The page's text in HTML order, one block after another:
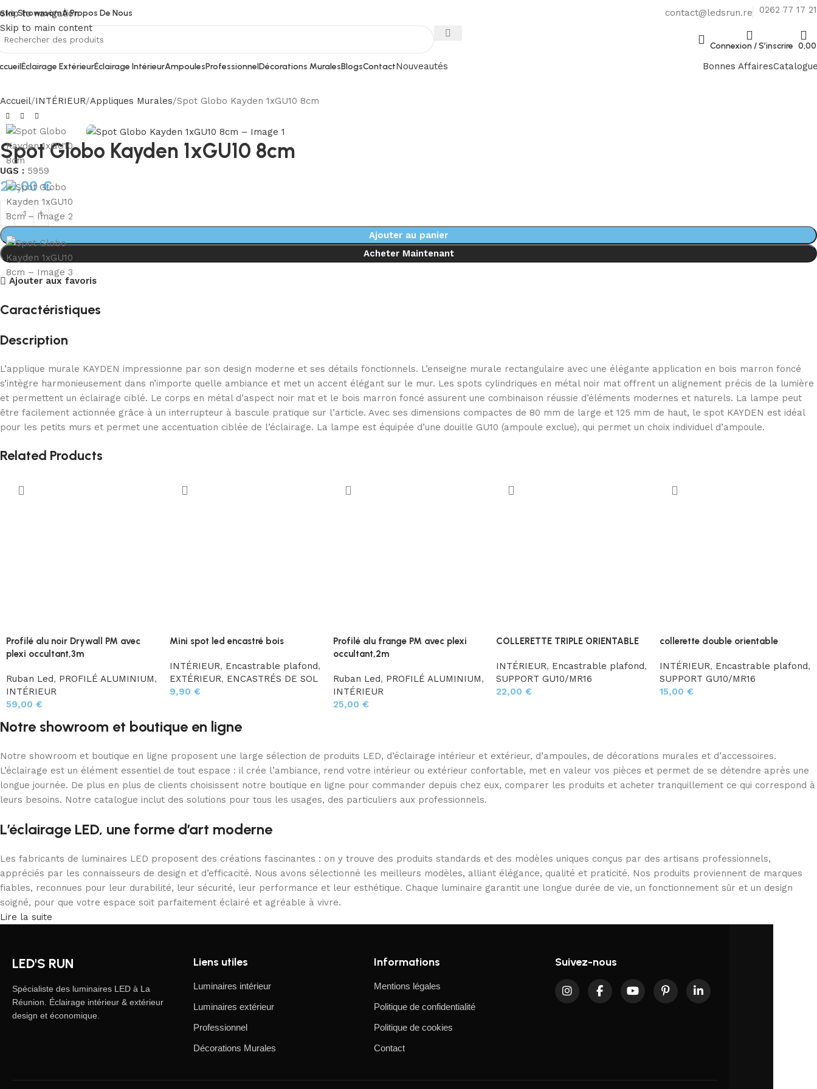
Skip to navigation
Skip to main content
ShowroomÀ Propos De Nous contact@ledsrun.re 0262 77 17 21
Connexion / S’inscrire
Éclairage ExtérieurÉclairage IntérieurAmpoulesProfessionnelDécorations MuralesBlogsContactNouveautés Bonnes Affaires
Accueil INTÉRIEUR Appliques Murales Spot Globo Kayden 1xGU10 8cm
Spot Globo Kayden 1xGU10 8cm
UGS : 5959
29,00€
Ajouter au panier
Acheter Maintenant
Ajouter aux favoris
Caractéristiques
Description
L’applique murale KAYDEN impressionne par son design moderne et ses détails fonctionnels. L’enseigne murale rectangulaire avec une élégante application en bois marron foncé
s’intègre harmonieusement dans n’importe quelle ambiance et met un accent élégant sur le mur. Les spots cylindriques en métal noir mat offrent un alignement précis de la lumière
et permettent un éclairage ciblé. Le corps en métal d’aspect noir mat et le bois marron foncé assurent une combinaison réussie d’éléments modernes et naturels. La lampe peut
être facilement actionnée grâce à un interrupteur à bascule pratique sur l’article. Avec ses dimensions compactes de 80 mm de large et 125 mm de haut, le spot KAYDEN est idéal
pour les petits murs et permet une accentuation ciblée de l’éclairage. La lampe est équipée d’une douille GU10 (ampoule exclue), qui permet un choix individuel d’ampoule.
Related Products
Profilé alu noir Drywall PM avec
plexi occultant,3m
Ruban Led, PROFILÉ ALUMINIUM,
INTÉRIEUR
59,00 €
Mini spot led encastré bois
INTÉRIEUR, Encastrable plafond,
EXTÉRIEUR, ENCASTRÉS DE SOL
9,90 €
Profilé alu frange PM avec plexi
occultant,2m
Ruban Led, PROFILÉ ALUMINIUM,
INTÉRIEUR
25,00 €
COLLERETTE TRIPLE ORIENTABLE
INTÉRIEUR, Encastrable plafond,
SUPPORT GU10/MR16
22,00 €
collerette double orientable
INTÉRIEUR, Encastrable plafond,
SUPPORT GU10/MR16
15,00 €
Notre showroom et boutique en ligne
Notre showroom et boutique en ligne proposent une large sélection de produits LED, d’éclairage intérieur et extérieur, d’ampoules, de décorations murales et d’accessoires.
L’éclairage est un élément essentiel de tout espace : il crée l’ambiance, rend votre intérieur ou extérieur confortable, met en valeur vos pièces et permet de se détendre après une
longue journée. De plus en plus de clients choisissent notre boutique en ligne pour commander depuis chez eux, comparer les produits et acheter tranquillement ce qui correspond à
leurs besoins. Notre catalogue inclut des solutions pour tous les usages, des particuliers aux professionnels.
L’éclairage LED, une forme d’art moderne
Les fabricants de luminaires LED proposent des créations fascinantes : on y trouve des produits standards et des modèles uniques conçus par des artisans professionnels,
appréciés par les connaisseurs de design et d’efficacité. Nous avons sélectionné les meilleurs modèles, alliant élégance, qualité et praticité. Nos produits proviennent de marques
fiables, reconnues pour leur durabilité, leur sécurité, leur performance et leur esthétique. Chaque luminaire garantit une longue durée de vie, un fonctionnement sûr et un design
soigné, pour que votre espace soit parfaitement éclairé et agréable à vivre.
Lire la suite
LED'S RUN
Spécialiste des luminaires LED à La
Réunion. Éclairage intérieur & extérieur
design et économique.
Liens utiles
Luminaires intérieur
Luminaires extérieur
Professionnel
Décorations Murales
Informations
Mentions légales
Politique de confidentialité
Politique de cookies
Contact
Suivez-nous